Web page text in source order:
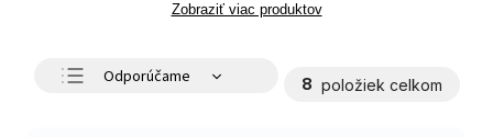
Zobraziť viac produktov
Odporúčame
8 položiek celkom